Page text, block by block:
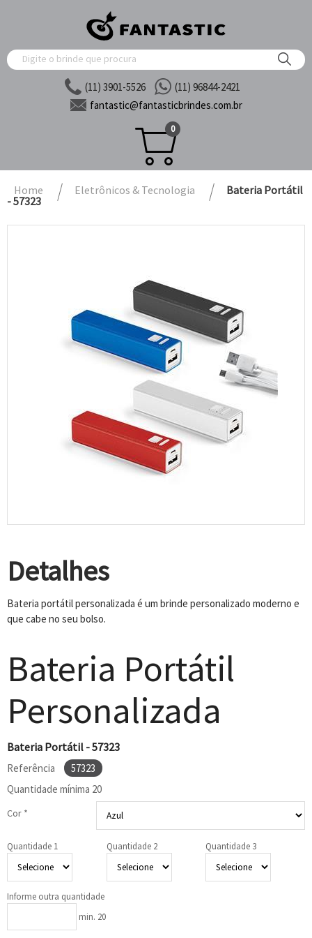
(11) 3901-5526
(11) 96844-2421
fantastic@fantasticbrindes.com.br
0
Home Eletrônicos & Tecnologia
Bateria Portátil
- 57323
Detalhes
Bateria portátil personalizada é um brinde personalizado moderno e
que cabe no seu bolso.
Bateria Portátil
Personalizada
Bateria Portátil - 57323
Referência
57323
Quantidade mínima 20
Cor *
Quantidade 1 Quantidade 2 Quantidade 3
Informe outra quantidade
min. 20